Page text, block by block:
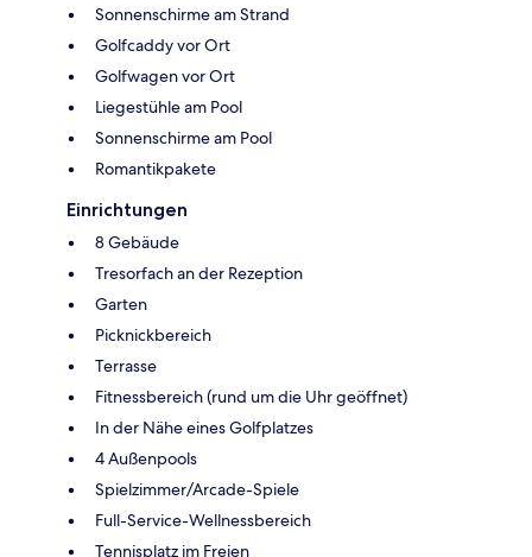
Sonnenschirme am Strand
Golfcaddy vor Ort
Golfwagen vor Ort
Liegestühle am Pool
Sonnenschirme am Pool
Romantikpakete
Einrichtungen
8 Gebäude
Tresorfach an der Rezeption
Garten
Picknickbereich
Terrasse
Fitnessbereich (rund um die Uhr geöffnet)
In der Nähe eines Golfplatzes
4 Außenpools
Spielzimmer/Arcade-Spiele
Full-Service-Wellnessbereich
Tennisplatz im Freien